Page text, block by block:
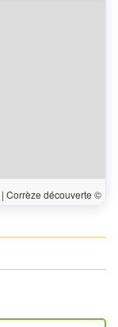
| Corrèze découverte ©